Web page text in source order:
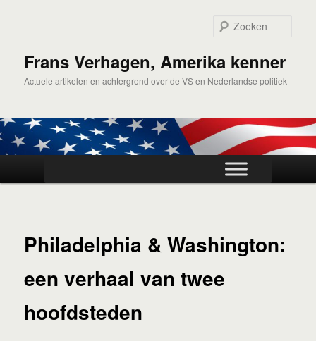
inhoudFrans Verhagen, Amerika kenner
Actuele artikelen en achtergrond over de VS en Nederlandse politiek
Philadelphia & Washington:
een verhaal van twee
hoofdsteden